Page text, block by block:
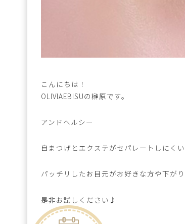
こんにちは！
OLIVIAEBISUの榊原です。
アンドヘルシー
自まつげとエクステがセパレートしにく
パッチリしたお目元がお好きな方や下が
是非お試しください♪